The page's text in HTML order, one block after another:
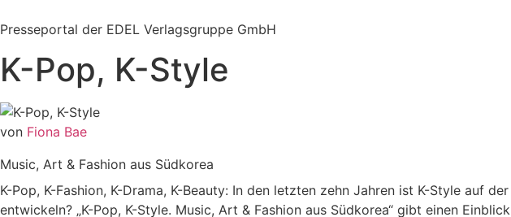
Inhalt
Presseportal der EDEL Verlagsgruppe GmbH
K-Pop, K-Style
von Fiona Bae
Music, Art & Fashion aus Südkorea
K-Pop, K-Fashion, K-Drama, K-Beauty: In den letzten zehn Jahren ist K-Style auf
entwickeln? „K-Pop, K-Style. Music, Art & Fashion aus Südkorea“ gibt einen